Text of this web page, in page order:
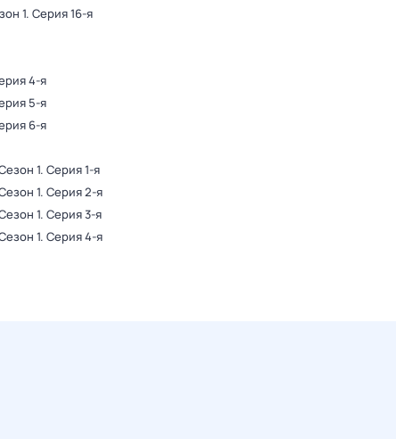
1. Серия 16-я
4-я
5-я
6-я
1. Серия 1-я
1. Серия 2-я
1. Серия 3-я
1. Серия 4-я